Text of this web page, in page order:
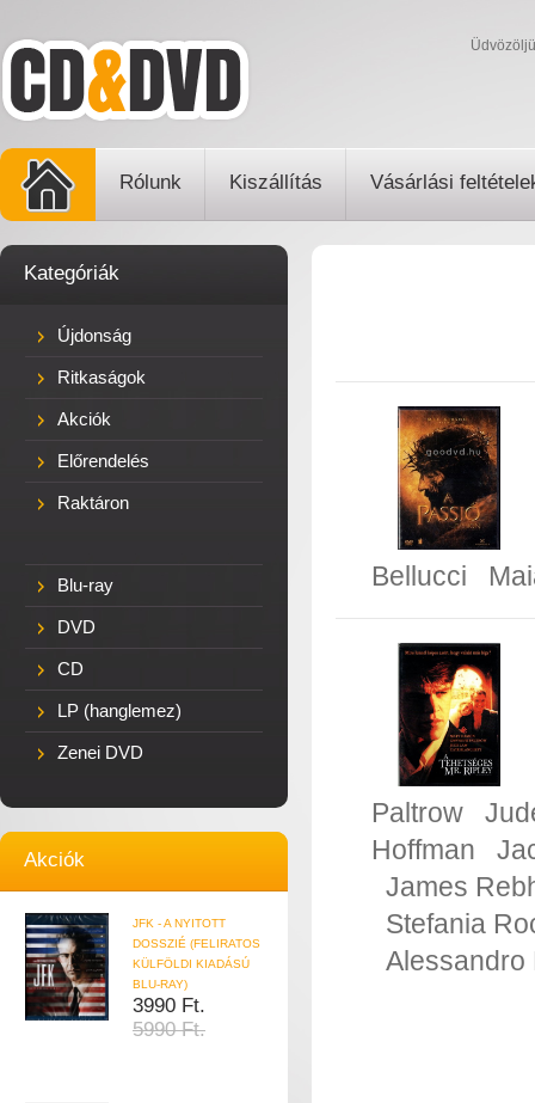
Rólunk Kiszállítás Vásárlási
Kategóriák
Újdonság
Ritkaságok
Akciók
Előrendelés
Raktáron
Blu-ray
DVD
CD
LP (hanglemez)
Zenei DVD
Akciók
JFK - A NYITOTT
DOSSZIÉ (FELIRATOS
KÜLFÖLDI KIADÁSÚ
BLU-RAY)
3990 Ft.
5990 Ft.
Bellucci
Paltrow
Hoffman
James
Stefania
Alessandro